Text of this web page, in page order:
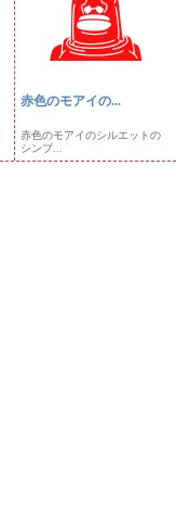
赤色のモアイの...
赤色のモアイのシルエットの
シンプ...